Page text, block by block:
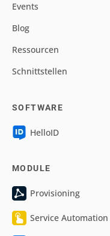
Events
Blog
Ressourcen
Schnittstellen
SOFTWARE
HelloID
MODULE
Provisioning
Service Automation